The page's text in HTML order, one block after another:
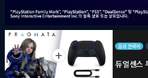
음성 한국어